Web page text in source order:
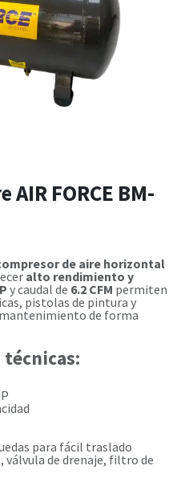
FORCE BM-
de aire horizontal
alto rendimiento y
y caudal de 6.2 CFM permiten
pistolas de pintura y
de forma
técnicas:
para fácil traslado
válvula de drenaje, filtro de